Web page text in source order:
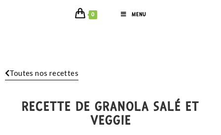
0 MENU
Toutes nos recettes
RECETTE DE GRANOLA SALÉ ET
VEGGIE